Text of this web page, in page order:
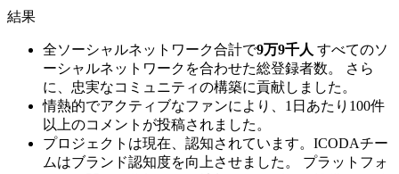
結果
全ソーシャルネットワーク合計で9万9千人 すべてのソ
ーシャルネットワークを合わせた総登録者数。 さら
に、忠実なコミュニティの構築に貢献しました。
情熱的でアクティブなファンにより、1日あたり100件
以上のコメントが投稿されました。
プロジェクトは現在、認知されています。ICODAチー
ムはブランド認知度を向上させました。 プラットフォ